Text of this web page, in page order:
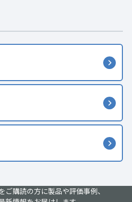
ご購読の方に製品や評価事例、